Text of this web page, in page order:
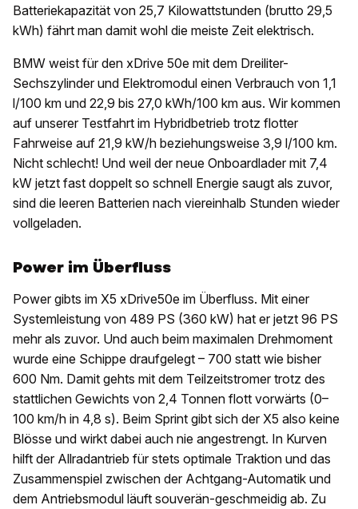
Batteriekapazität von 25,7 Kilowattstunden (brutto 29,5
kWh) fährt man damit wohl die meiste Zeit elektrisch.
BMW weist für den xDrive 50e mit dem Dreiliter-
Sechszylinder und Elektromodul einen Verbrauch von 1,1
l/100 km und 22,9 bis 27,0 kWh/100 km aus. Wir kommen
auf unserer Testfahrt im Hybridbetrieb trotz flotter
Fahrweise auf 21,9 kW/h beziehungsweise 3,9 l/100 km.
Nicht schlecht! Und weil der neue Onboardlader mit 7,4
kW jetzt fast doppelt so schnell Energie saugt als zuvor,
sind die leeren Batterien nach viereinhalb Stunden wieder
vollgeladen.
Power im Überfluss
Power gibts im X5 xDrive50e im Überfluss. Mit einer
Systemleistung von 489 PS (360 kW) hat er jetzt 96 PS
mehr als zuvor. Und auch beim maximalen Drehmoment
wurde eine Schippe draufgelegt – 700 statt wie bisher
600 Nm. Damit gehts mit dem Teilzeitstromer trotz des
stattlichen Gewichts von 2,4 Tonnen flott vorwärts (0–
100 km/h in 4,8 s). Beim Sprint gibt sich der X5 also keine
Blösse und wirkt dabei auch nie angestrengt. In Kurven
hilft der Allradantrieb für stets optimale Traktion und das
Zusammenspiel zwischen der Achtgang-Automatik und
dem Antriebsmodul läuft souverän-geschmeidig ab. Zu